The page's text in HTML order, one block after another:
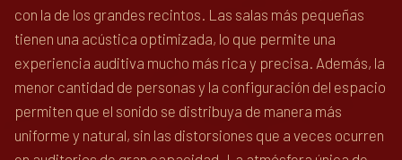
con la de los grandes recintos. Las salas más pequeñas
tienen una acústica optimizada, lo que permite una
experiencia auditiva mucho más rica y precisa. Además, la
menor cantidad de personas y la configuración del espacio
permiten que el sonido se distribuya de manera más
uniforme y natural, sin las distorsiones que a veces ocurren